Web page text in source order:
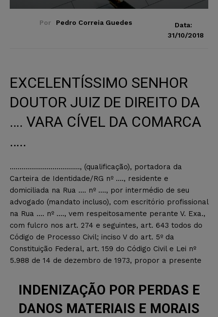
Por Pedro Correia Guedes
Data:
31/10/2018
EXCELENTÍSSIMO SENHOR
DOUTOR JUIZ DE DIREITO DA
…. VARA CÍVEL DA COMARCA
…..
………………………………, (qualificação), portadora da
Carteira de Identidade/RG nº …., residente e
domiciliada na Rua …. nº …., por intermédio de seu
advogado (mandato incluso), com escritório profissional
na Rua …. nº …., vem respeitosamente perante V. Exa.,
com fulcro nos art. 274 e seguintes, art. 643 todos do
Código de Processo Civil; inciso V do art. 5º da
Constituição Federal, art. 159 do Código Civil e Lei nº
5.988 de 14 de dezembro de 1973, propor a presente
INDENIZAÇÃO POR PERDAS E
DANOS MATERIAIS E MORAIS